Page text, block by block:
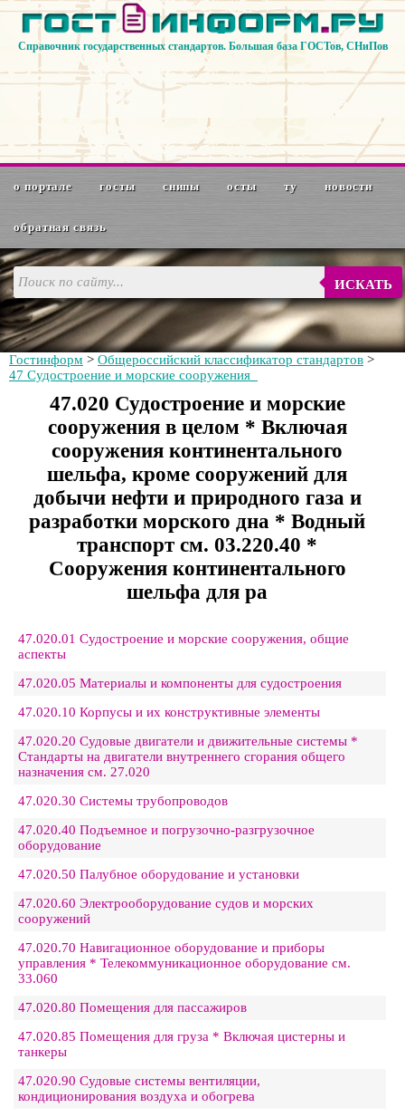
Справочник государственных стандартов. Большая база ГОСТов, СНиПов
о портале госты снипы осты ту новости
обратная связь
ИСКАТЬ
Гостинформ > Общероссийский классификатор стандартов >
47 Судостроение и морские сооружения
47.020 Судостроение и морские
сооружения в целом * Включая
сооружения континентального
шельфа, кроме сооружений для
добычи нефти и природного газа и
разработки морского дна * Водный
транспорт см. 03.220.40 *
Сооружения континентального
шельфа для ра
47.020.01 Судостроение и морские сооружения, общие
аспекты
47.020.05 Материалы и компоненты для судостроения
47.020.10 Корпусы и их конструктивные элементы
47.020.20 Судовые двигатели и движительные системы *
Стандарты на двигатели внутреннего сгорания общего
назначения см. 27.020
47.020.30 Системы трубопроводов
47.020.40 Подъемное и погрузочно-разгрузочное
оборудование
47.020.50 Палубное оборудование и установки
47.020.60 Электрооборудование судов и морских
сооружений
47.020.70 Навигационное оборудование и приборы
управления * Телекоммуникационное оборудование см.
33.060
47.020.80 Помещения для пассажиров
47.020.85 Помещения для груза * Включая цистерны и
танкеры
47.020.90 Судовые системы вентиляции,
кондиционирования воздуха и обогрева